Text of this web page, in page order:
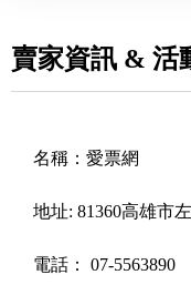
賣家資訊 & 活
名稱： 愛票網
地址: 81360高雄市
電話： 07-5563890